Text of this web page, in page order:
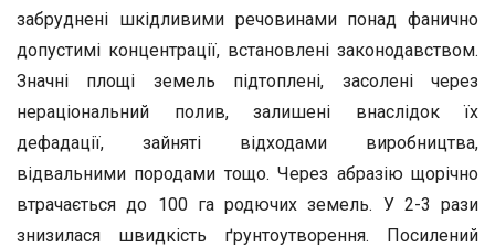
забруднені шкідливими речовинами понад фанично
допустимі концентрації, встановлені законодавством.
Значні площі земель підтоплені, засолені через
нераціональний полив, залишені внаслі­док їх
дефадації, зайняті відходами виробництва,
відвальними по­родами тощо. Через абразію щорічно
втрачається до 100 га родю­чих земель. У 2-3 рази
знизилася швидкість ґрунтоутворення. По­силений